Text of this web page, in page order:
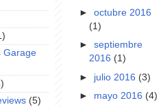
Garage
(5)
►octubre 2016
(1)
►septiembre
2016 (1)
► julio 2016 (3)
► mayo 2016 (4)